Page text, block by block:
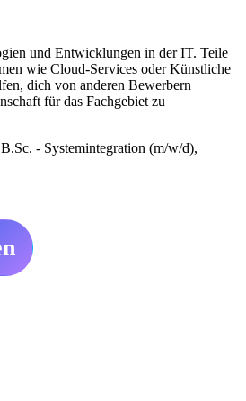
und Entwicklungen in der IT. Teile
wie Cloud-Services oder Künstliche
dich von anderen Bewerbern
für das Fachgebiet zu
- Systemintegration (m/w/d),